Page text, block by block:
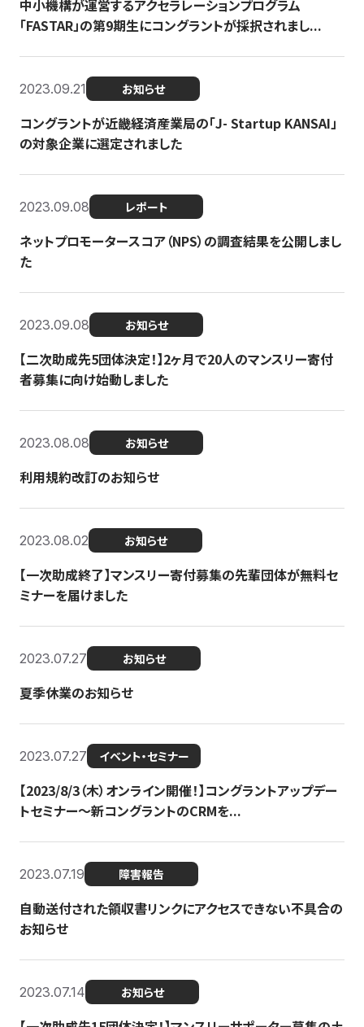
中小機構が運営するアクセラレーションプログラム
「FASTAR」の第9期生にコングラントが採択されまし...
2023.09.21 お知らせ
コングラントが近畿経済産業局の「J- Startup KANSAI」
の対象企業に選定されました
2023.09.08 レポート
ネットプロモータースコア（NPS）の調査結果を公開しまし
た
2023.09.08 お知らせ
【二次助成先5団体決定！】2ヶ月で20人のマンスリー寄付
者募集に向け始動しました
2023.08.08 お知らせ
利用規約改訂のお知らせ
2023.08.02 お知らせ
【一次助成終了】マンスリー寄付募集の先輩団体が無料セ
ミナーを届けました
2023.07.27 お知らせ
夏季休業のお知らせ
2023.07.27 イベント・セミナー
【2023/8/3（木）オンライン開催！】コングラントアップデー
トセミナー〜新コングラントのCRMを...
2023.07.19 障害報告
自動送付された領収書リンクにアクセスできない不具合の
お知らせ
2023.07.14 お知らせ